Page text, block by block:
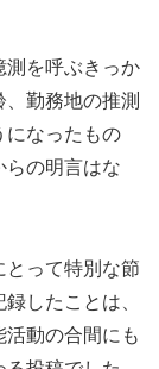
測を呼ぶきっか
勤務地の推測
になったもの
らの明言はな
とって特別な節
したことは、
動の合間にも